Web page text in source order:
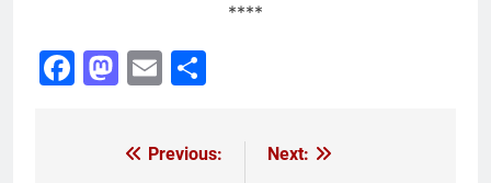
****
Facebook
Mastodon
Email
Previous:
Next: